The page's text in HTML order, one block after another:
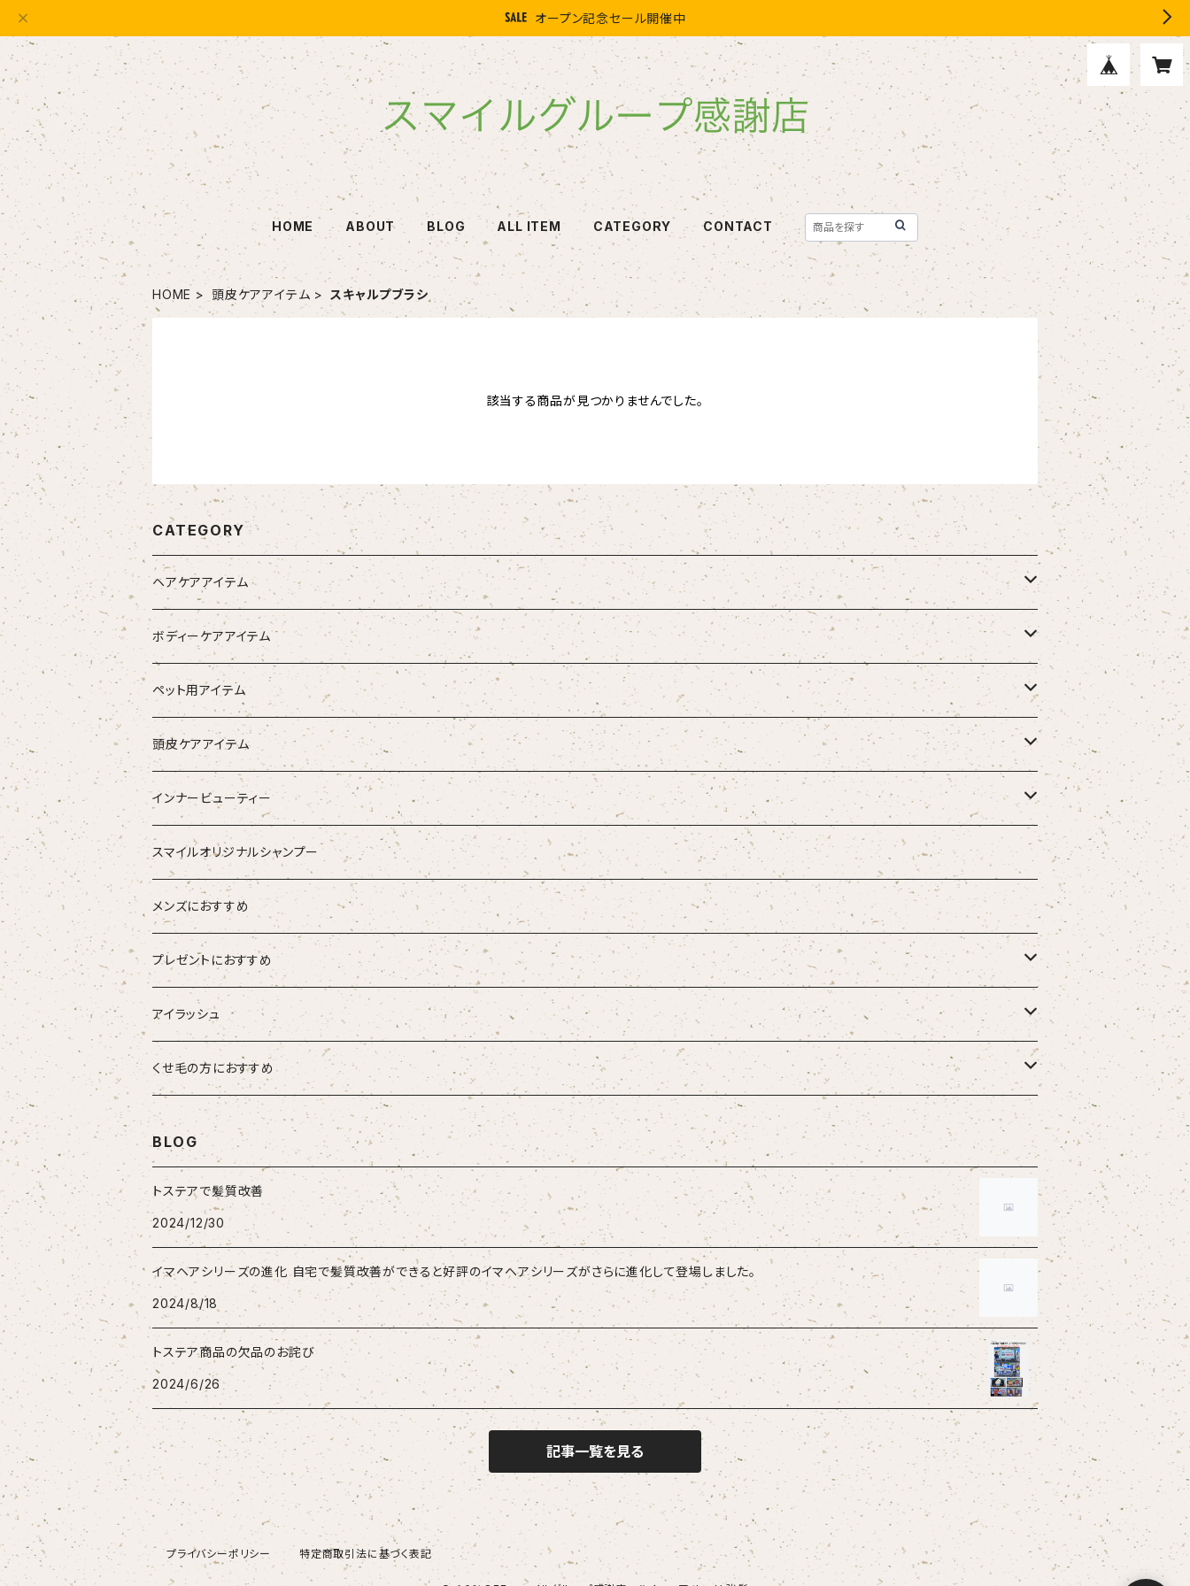
オープン記念セール開催中
HOME ABOUT BLOG ALL ITEM CATEGORY CONTACT
HOME 頭皮ケアアイテム スキャルプブラシ
該当する商品が見つかりませんでした。
CATEGORY
ヘアケアアイテム
シャンプー
トリートメント（インバス）
トリートメント（アウトバス）
スタイリング器具
ストレートアイロン
ブラシ
スタイリング剤
ETORAS エトラス
hairU ハイル
ボディーケアアイテム
除毛クリーム
化粧水
ペット用アイテム
ワンちゃん用
ブラシ
頭皮ケアアイテム
強髪
nine
スキャルプブラシ
インナービューティー
青粒
海活潤
エステプロラボ
スマイルオリジナルシャンプー
メンズにおすすめ
プレゼントにおすすめ
大人女性
男性
女性
アイラッシュ
HSC強髪
くせ毛の方におすすめ
suwae（スワエ）
BLOG
トステアで髪質改善
2024/12/30
イマヘアシリーズの進化 自宅で髪質改善ができると好評のイマヘアシリーズがさらに進化して登場しました。
2024/8/18
トステア商品の欠品のお詫び
2024/6/26
記事一覧を見る
プライバシーポリシー 特定商取引法に基づく表記